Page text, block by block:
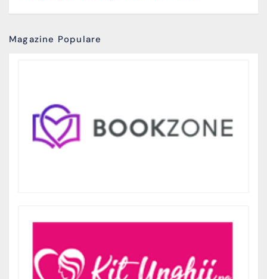
Magazine Populare